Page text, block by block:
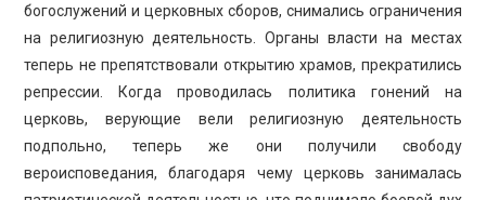
богослужений и церковных сборов, снимались ограничения
на религиозную деятельность. Органы власти на местах
теперь не препятствовали открытию храмов, прекратились
репрессии. Когда проводилась политика гонений на
церковь, верующие вели религиозную деятельность
подпольно, теперь же они получили свободу
вероисповедания, благодаря чему церковь занималась